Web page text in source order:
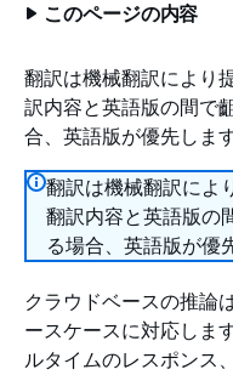
このページの内容
翻訳は機械翻訳により
訳内容と英語版の間で
合、英語版が優先します
翻訳は機械翻訳によ
翻訳内容と英語版の
る場合、英語版が優
クラウドベースの推論
ースケースに対応しま
ルタイムのレスポンス